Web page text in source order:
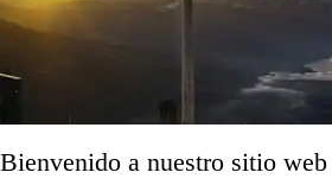
Bienvenido a nuestro sitio